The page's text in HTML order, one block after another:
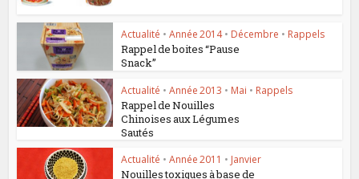
Actualité • Année 2014 • Décembre • Rappels
Rappel de boites “Pause
Snack”
Actualité • Année 2013 • Mai • Rappels
Rappel de Nouilles
Chinoises aux Légumes
Sautés
Actualité • Année 2011 • Janvier
Nouilles toxiques à base de